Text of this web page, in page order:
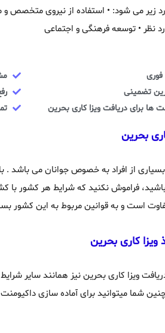
زیر می شود: • استفاده از نیروی متخصص و
نظر • توسعه فرهنگی و اجتماعی
فوری
تضمینی
ها برای دریافت ویزا کاری بحرین
بحرین
از افراد به خصوص جوانان می باشد .
فراموش نکنید که شرایط هر کشور با
است و به قوانین مربوط به این کشور
ویزا کاری بحرین
ویزا کاری بحرین نیز همانند سایر
شما میتوانید برای آماده سازی